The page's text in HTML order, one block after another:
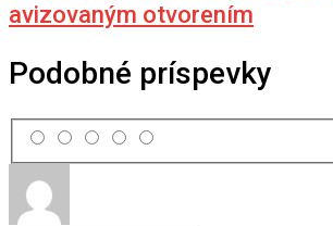
avizovaným otvorením
Podobné príspevky